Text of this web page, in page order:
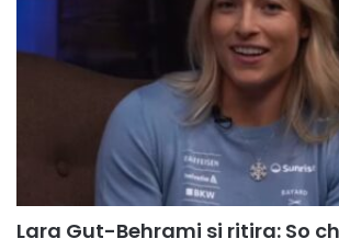
Lara Gut-Behrami si ritira: So